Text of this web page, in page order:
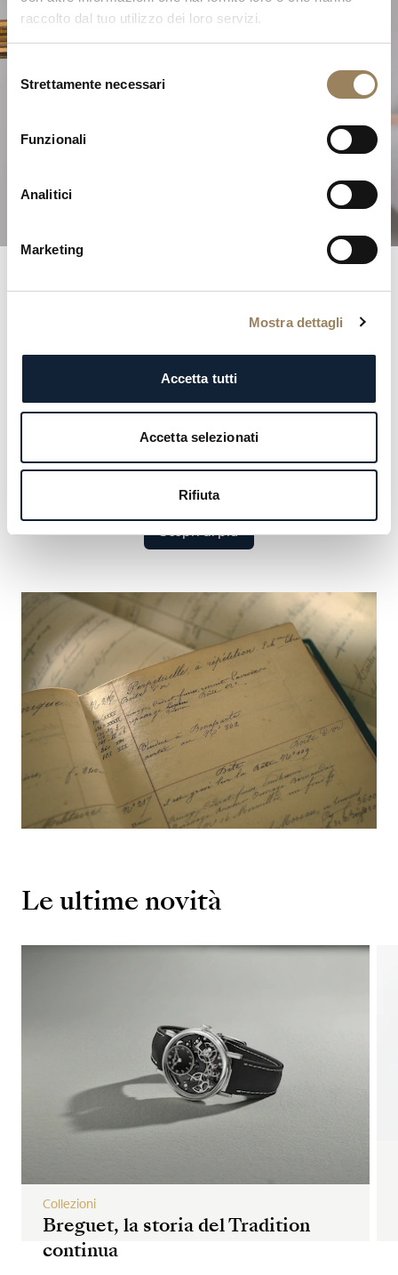
raccolto dal tuo utilizzo dei loro servizi.
delStrettamente necessari
Funzionali
Analitici
Marketing
Mostra dettagli
Accetta tutti
Accetta selezionati
Rifiuta
L'Eccellenza dell'Alta
Registri Breguet
che comprende figure illustri dai monarchi alle icone
culturali. Scoprite i grandi nomi che hanno definito il
nostro lascito e cogliete l’opportunità di aggiungere il
Scopri di più
Le ultime novità
Breguet, la storia del Tradition
continua
Collezioni